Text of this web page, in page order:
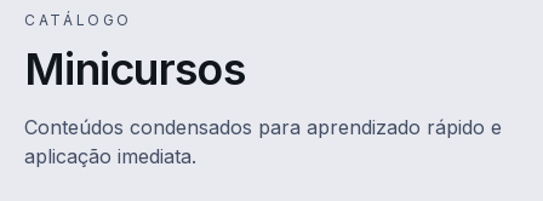
CATÁLOGO
Minicursos
Conteúdos condensados para aprendizado rápido e
aplicação imediata.